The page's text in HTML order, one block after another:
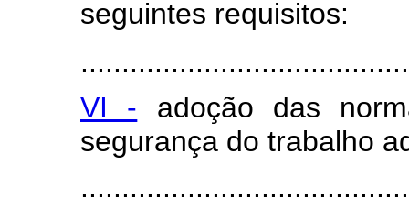
seguintes requisitos:
VI - adoção das
segurança do trabalho